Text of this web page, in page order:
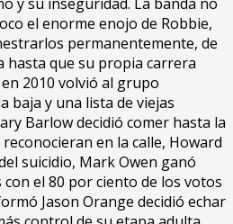
el enorme enojo de Robbie,
permanentemente, de
hasta que su propia carrera
2010 volvió al grupo
baja y una lista de viejas
Barlow decidió comer hasta la
en la calle, Howard
suicidio, Mark Owen ganó
el 80 por ciento de los votos
Jason Orange decidió echar